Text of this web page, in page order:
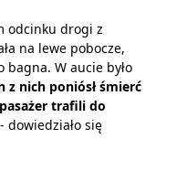
odcinku drogi z
na lewe pobocze,
bagna. W aucie było
z nich poniósł śmierć
trafili do
- dowiedziało się